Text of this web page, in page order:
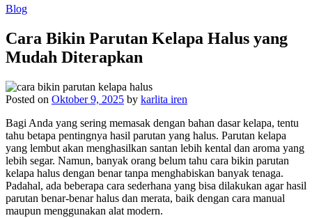
Blog
Cara Bikin Parutan Kelapa Halus yang
Mudah Diterapkan
Posted on Oktober 9, 2025 by karlita iren
Bagi Anda yang sering memasak dengan bahan dasar kelapa, tentu
tahu betapa pentingnya hasil parutan yang halus. Parutan kelapa
yang lembut akan menghasilkan santan lebih kental dan aroma yang
lebih segar. Namun, banyak orang belum tahu cara bikin parutan
kelapa halus dengan benar tanpa menghabiskan banyak tenaga.
Padahal, ada beberapa cara sederhana yang bisa dilakukan agar hasil
parutan benar-benar halus dan merata, baik dengan cara manual
maupun menggunakan alat modern.